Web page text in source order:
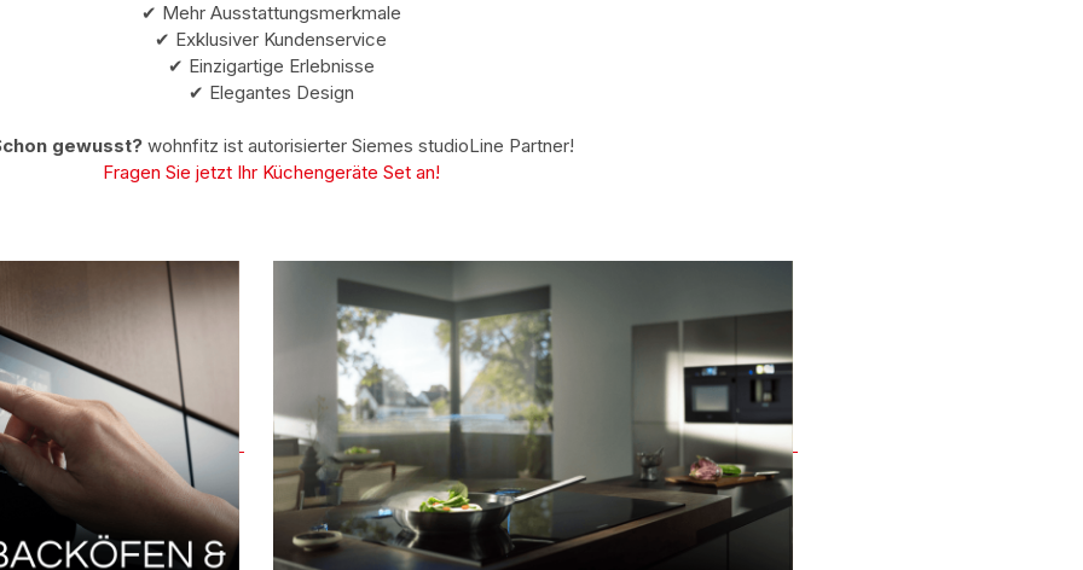
✔ Mehr Ausstattungsmerkmale
✔ Exklusiver Kundenservice
✔ Einzigartige Erlebnisse
✔ Elegantes Design
gewusst? wohnfitz ist autorisierter Siemes studioLine Partner!
Fragen Sie jetzt Ihr Küchengeräte Set an!